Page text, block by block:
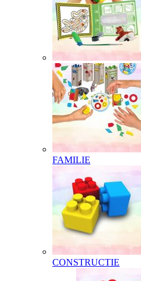
FAMILIE
CONSTRUCTIE